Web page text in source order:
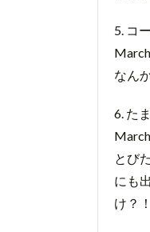
5. コ
なん
6. たま
とび
にも
け？！